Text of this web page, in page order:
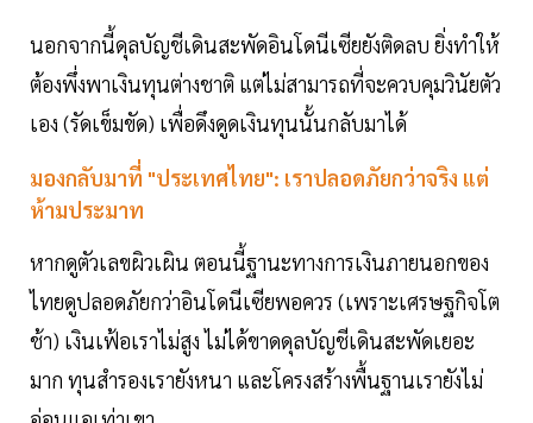
นอกจากนี้ดุลบัญชีเดินสะพัดอินโดนีเซียยังติดลบ ยิ่งทำให้
ต้องพึ่งพาเงินทุนต่างชาติ แต่ไม่สามารถที่จะควบคุมวินัยตัว
เอง (รัดเข็มขัด) เพื่อดึงดูดเงินทุนนั้นกลับมาได้
มองกลับมาที่ "ประเทศไทย": เราปลอดภัยกว่าจริง แต่
ห้ามประมาท
หากดูตัวเลขผิวเผิน ตอนนี้ฐานะทางการเงินภายนอกของ
ไทยดูปลอดภัยกว่าอินโดนีเซียพอควร (เพราะเศรษฐกิจโต
ช้า) เงินเฟ้อเราไม่สูง ไม่ได้ขาดดุลบัญชีเดินสะพัดเยอะ
มาก ทุนสำรองเรายังหนา และโครงสร้างพื้นฐานเรายังไม่